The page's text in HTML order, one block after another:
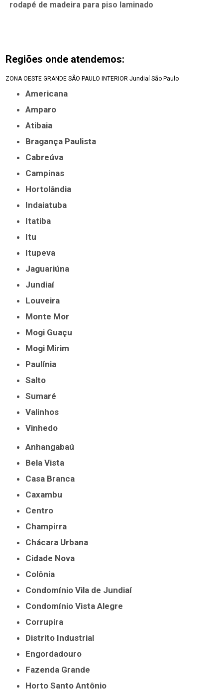
rodapé de madeira para piso laminado
Regiões onde atendemos:
ZONA OESTE GRANDE SÃO PAULO INTERIOR Jundiaí São Paulo
Americana
Amparo
Atibaia
Bragança Paulista
Cabreúva
Campinas
Hortolândia
Indaiatuba
Itatiba
Itu
Itupeva
Jaguariúna
Jundiaí
Louveira
Monte Mor
Mogi Guaçu
Mogi Mirim
Paulínia
Salto
Sumaré
Valinhos
Vinhedo
Anhangabaú
Bela Vista
Casa Branca
Caxambu
Centro
Champirra
Chácara Urbana
Cidade Nova
Colônia
Condomínio Vila de Jundiaí
Condomínio Vista Alegre
Corrupira
Distrito Industrial
Engordadouro
Fazenda Grande
Horto Santo Antônio